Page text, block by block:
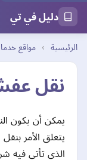
دليل في تي
الرئيسية › مواقع
نقل
يمكن أن يكون
يتعلق الأمر
الذي تأتي فيه